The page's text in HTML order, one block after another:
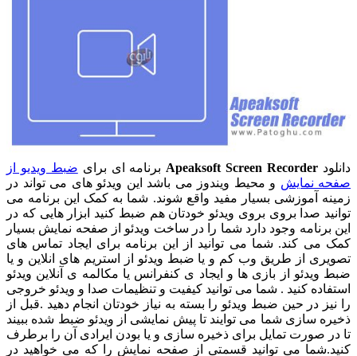
دانلود Apeaksoft Screen Recorder برنامه ای برای ضبط ویدیو از
صفحه نمایش و محیط ویندوز می باشد این ویدئو های می تواند در
زمینه آموزشی بسیار مفید واقع شوند. شما به کمک این برنامه می
توانید صدا بروی بروی ویدئو خودتان هم ضبط کنید ابزار هایی که در
این برنامه وجود دارد شما را در ساخت ویدئو از صفحه نمایش بسیار
کمک می کند. شما می توانید از این برنامه برای ایجاد تماس های
تصویری از طریق وب کم و یا ضبط ویدئو از استریم های انلاین و یا
ضبط ویدئو از بازی ها و ایجاد ی کنفرانس یا مکالمه ی آنلاین ویدئو
استفاده کنید . شما می توانید کیفیت و تنظیمات صدا و ویدئو خروجی
را نیز در حین ضبط ویدئو را بسته به نیاز خودتان انجام دهید .قبل از
ذخیره سازی شما می توایند تا پیش نمایشی از ویدئو ضبط شده ببیند
تا در صورت تمایل برای ذخیره سازی و یا بودن ایرادی آن را برطرف
کنید.شما می توانید قسمتی از صفحه نمایش را که می خواهید در